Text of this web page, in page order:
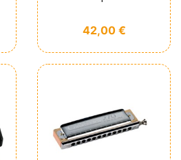
Prix
42,00 €